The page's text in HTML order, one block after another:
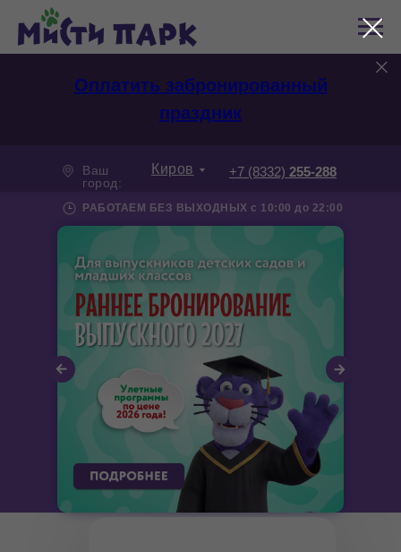
Оплатить забронированный
праздник
Киров
РАБОТАЕМ БЕЗ ВЫХОДНЫХ с 10:00 до 22:00
Ваш
город:
+7 (8332) 255-288